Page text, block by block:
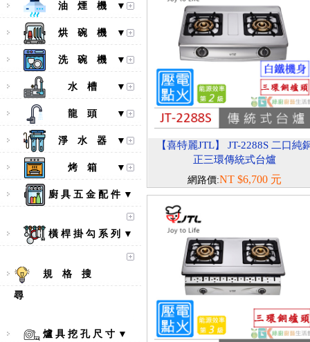
油 煙 機 ▼
烘 碗 機 ▼
洗 碗 機 ▼
水 槽 ▼
龍 頭 ▼
淨 水 器 ▼
烤 箱 ▼
廚 具 五 金 配 件 ▼
橫 桿 掛 勾 系 列 ▼
規 格 搜
尋
爐 具 挖 孔 尺 寸 ▼
【喜特麗JTL】 JT-2288S 二口純
正三環傳統式台爐
網路價:NT $6,700 元